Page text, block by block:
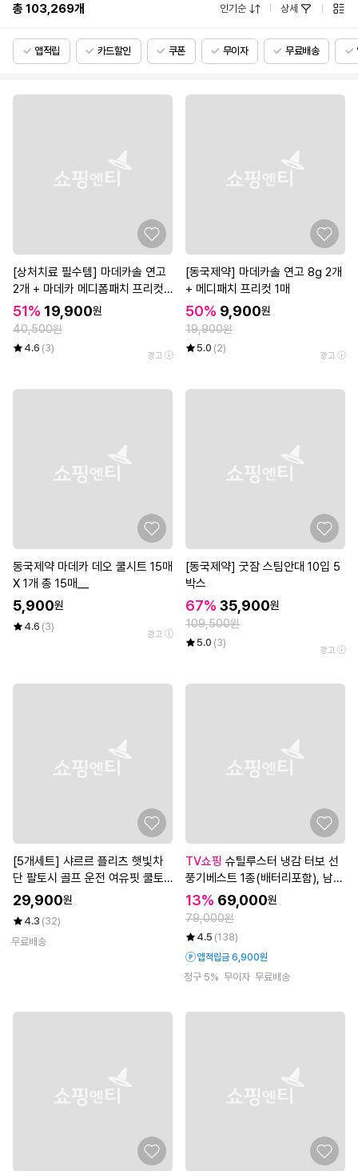
총103,269개 인기순 상세
앱적립 카드할인 쿠폰 무이자 무료배송
[상처치료 필수템] 마데카솔 연고
2개 + 마데카 메디폼패치 프리컷
2매*3개
51% 19,900원
40,500원
4.6 (3)
광고
[동국제약] 마데카솔 연고 8g 2개
+ 메디패치 프리컷 1매
50% 9,900원
19,900원
5.0 (2)
광고
동국제약 마데카 데오 쿨시트 15매
X 1개 총 15매__
5,900원
4.6 (3)
광고
[동국제약] 굿잠 스팀안대 10입 5
박스
67% 35,900원
109,500원
5.0 (3)
광고
[5개세트] 샤르르 플리츠 햇빛차
단 팔토시 골프 운전 여유핏 쿨토
시 (총 5세트/10P)_
29,900원
4.3 (32)
무료배송
TV쇼핑
풍기베스트 1종(배터리포함), 남녀
공용 (ST-FV100)
13% 69,000원
79,000원
4.5 (138)
앱적립금 6,900원
청구 5% 무이자 무료배송